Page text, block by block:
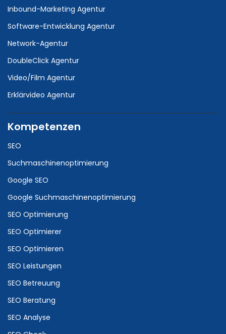
Inbound-Marketing Agentur
Software-Entwicklung Agentur
Network-Agentur
DoubleClick Agentur
Video/Film Agentur
Erklärvideo Agentur
Kompetenzen
SEO
Suchmaschinenoptimierung
Google SEO
Google Suchmaschinenoptimierung
SEO Optimierung
SEO Optimierer
SEO Optimieren
SEO Leistungen
SEO Betreuung
SEO Beratung
SEO Analyse